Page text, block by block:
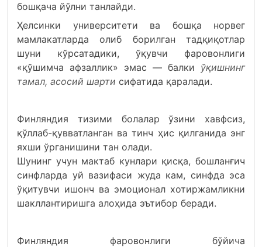
бошқача йўлни танлайди.
Ҳелсинки университети ва бошқа норвег
мамлакатларда олиб борилган тадқиқотлар
шуни кўрсатадики, ўқувчи фаровонлиги
«қўшимча афзаллик» эмас — балки ўқишнинг
тамал, асосий шарти сифатида қаралади.
Финляндия тизими болалар ўзини хавфсиз,
қўллаб-қувватланган ва тинч ҳис қилганида энг
яхши ўрганишини тан олади.
Шунинг учун мактаб кунлари қисқа, бошланғич
синфларда уй вазифаси жуда кам, синфда эса
ўқитувчи ишонч ва эмоционал хотиржамликни
шакллантиришга алоҳида эътибор беради.
Финляндия фаровонлиги бўйича